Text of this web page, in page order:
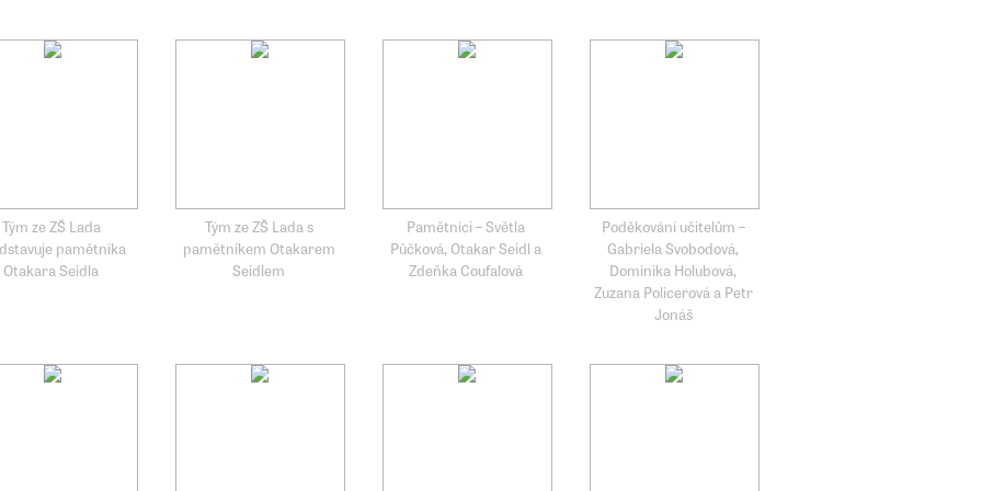
Tým ze ZŠ Lada
pamětníka
Otakara Seidla
Tým ze ZŠ Lada s
pamětníkem Otakarem
Seidlem
Pamětníci – Světla
Půčková, Otakar Seidl a
Zdeňka Coufalová
Poděkování učitelům –
Gabriela Svobodová,
Dominika Holubová,
Zuzana Policerová a Petr
Jonáš